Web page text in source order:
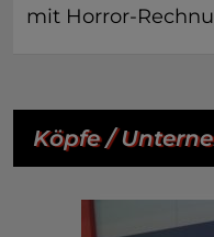
mit Horror-
Köpfe /